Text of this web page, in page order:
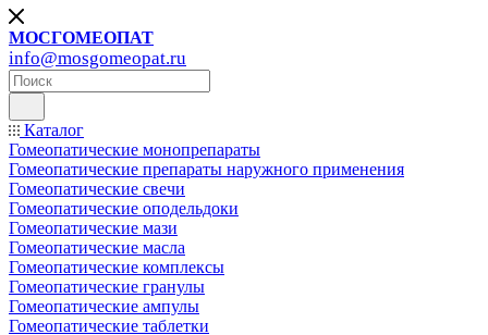
МОСГОМЕОПАТ
info@mosgomeopat.ru
Каталог
Гомеопатические монопрепараты
Гомеопатические препараты наружного применения
Гомеопатические свечи
Гомеопатические оподельдоки
Гомеопатические мази
Гомеопатические масла
Гомеопатические комплексы
Гомеопатические гранулы
Гомеопатические ампулы
Гомеопатические таблетки